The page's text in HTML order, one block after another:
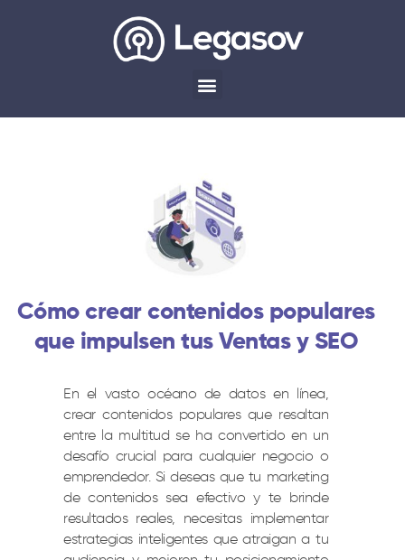
Cómo crear contenidos populares
que impulsen tus Ventas y SEO
En el vasto océano de datos en línea,
crear contenidos populares que resaltan
entre la multitud se ha convertido en un
desafío crucial para cualquier negocio o
emprendedor. Si deseas que tu marketing
de contenidos sea efectivo y te brinde
resultados reales, necesitas implementar
estrategias inteligentes que atraigan a tu